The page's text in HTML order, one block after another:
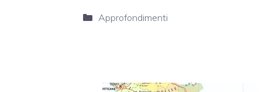
Categorie
Approfondimenti